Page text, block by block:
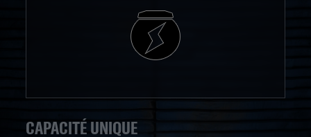
CAPACITÉ UNIQUE